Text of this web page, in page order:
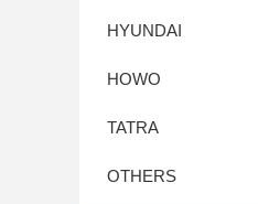
HYUNDAI
HOWO
TATRA
OTHERS